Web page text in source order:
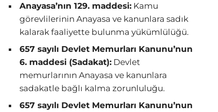
Anayasa’nın 129. maddesi: Kamu
görevlilerinin Anayasa ve kanunlara sadık
kalarak faaliyette bulunma yükümlülüğü.
657 sayılı Devlet Memurları Kanunu’nun
6. maddesi (Sadakat): Devlet
memurlarının Anayasa ve kanunlara
sadakatle bağlı kalma zorunluluğu.
657 sayılı Devlet Memurları Kanunu’nun